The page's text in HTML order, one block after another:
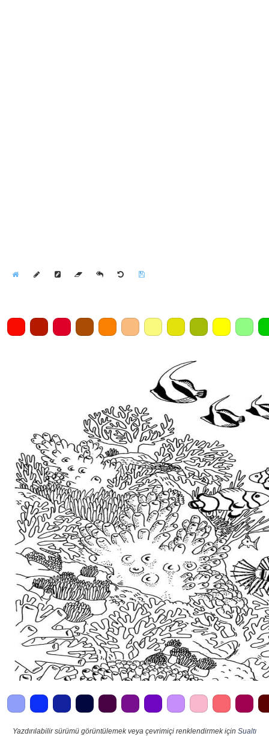
Yazdırılabilir sürümü görüntülemek veya çevrimiçi renklendirmek için Sualtı